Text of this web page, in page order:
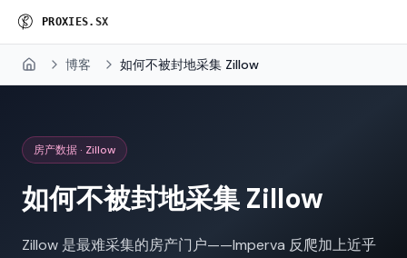
PROXI ES. SX
Home 博客 如何不被封地采集 Zillow
房产数据 · Zillow
如何不被封地采集 Zillow
Zillow 是最难采集的房产门户——Imperva 反爬加上近乎